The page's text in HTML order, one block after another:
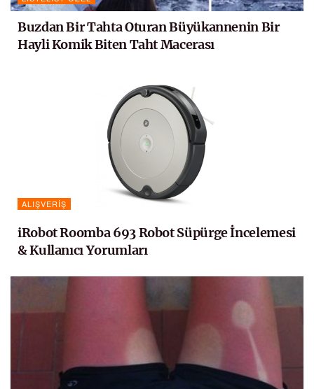
Buzdan Bir Tahta Oturan Büyükannenin Bir
Hayli Komik Biten Taht Macerası
ALIŞVERIŞ
iRobot Roomba 693 Robot Süpürge İncelemesi
& Kullanıcı Yorumları